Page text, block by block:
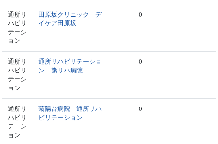
通所リ
ハビリ
テーシ
ョン
田原坂クリニック デ
イケア田原坂
0
通所リ
ハビリ
テーシ
ョン
通所リハビリテーショ
ン 熊リハ病院
0
通所リ
ハビリ
テーシ
ョン
菊陽台病院 通所リハ
ビリテーション
0